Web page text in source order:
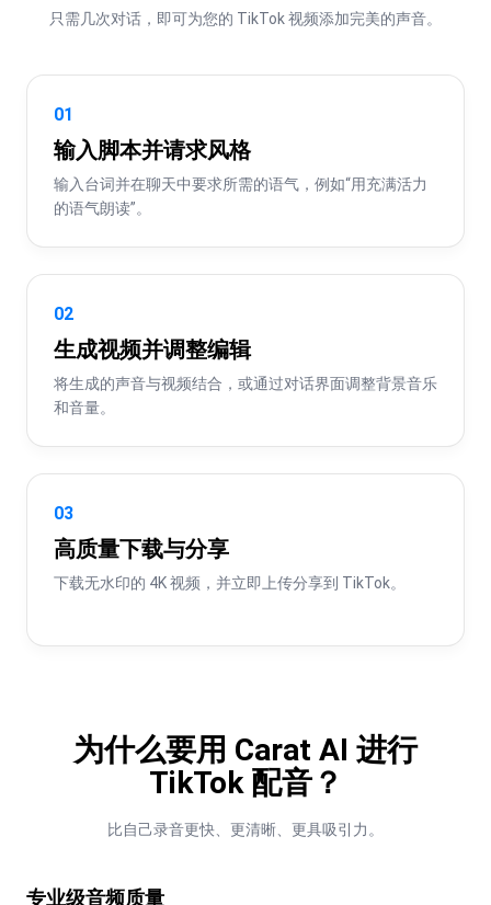
只需几次对话，即可为您的 TikTok 视频添加完美的声音。
01
输入脚本并请求风格
输入台词并在聊天中要求所需的语气，例如“用充满活力
的语气朗读”。
02
生成视频并调整编辑
将生成的声音与视频结合，或通过对话界面调整背景音乐
和音量。
03
高质量下载与分享
下载无水印的 4K 视频，并立即上传分享到 TikTok。
为什么要用 Carat AI 进行
TikTok 配音？
比自己录音更快、更清晰、更具吸引力。
专业级音频质量